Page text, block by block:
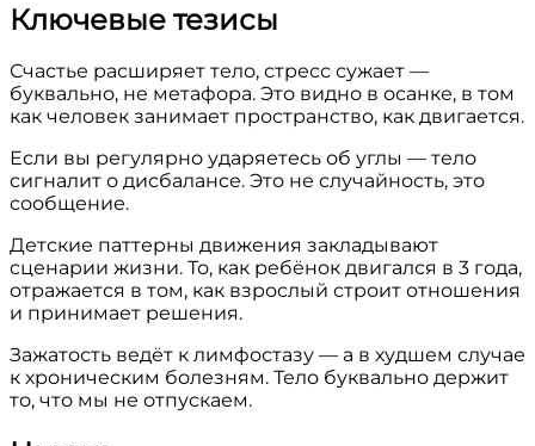
Ключевые тезисы
Счастье расширяет тело, стресс сужает —
буквально, не метафора. Это видно в осанке, в том
как человек занимает пространство, как двигается.
Если вы регулярно ударяетесь об углы — тело
сигналит о дисбалансе. Это не случайность, это
сообщение.
Детские паттерны движения закладывают
сценарии жизни. То, как ребёнок двигался в 3 года,
отражается в том, как взрослый строит отношения
и принимает решения.
Зажатость ведёт к лимфостазу — а в худшем случае
к хроническим болезням. Тело буквально держит
то, что мы не отпускаем.